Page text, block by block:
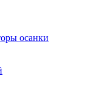
осанки